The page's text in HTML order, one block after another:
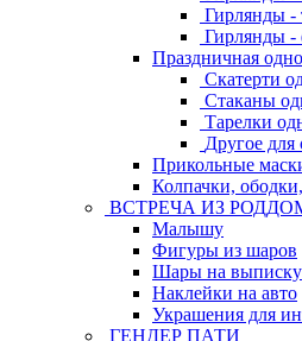
Гирлянды -
Гирлянды -
Праздничная
Скатерти
Стаканы
Тарелки
Другое для
Прикольные
Колпачки,
ВСТРЕЧА ИЗ
Малышу
Фигуры из шаров
Шары на выписку
Наклейки на авто
Украшения для
ГЕНДЕР ПАТИ